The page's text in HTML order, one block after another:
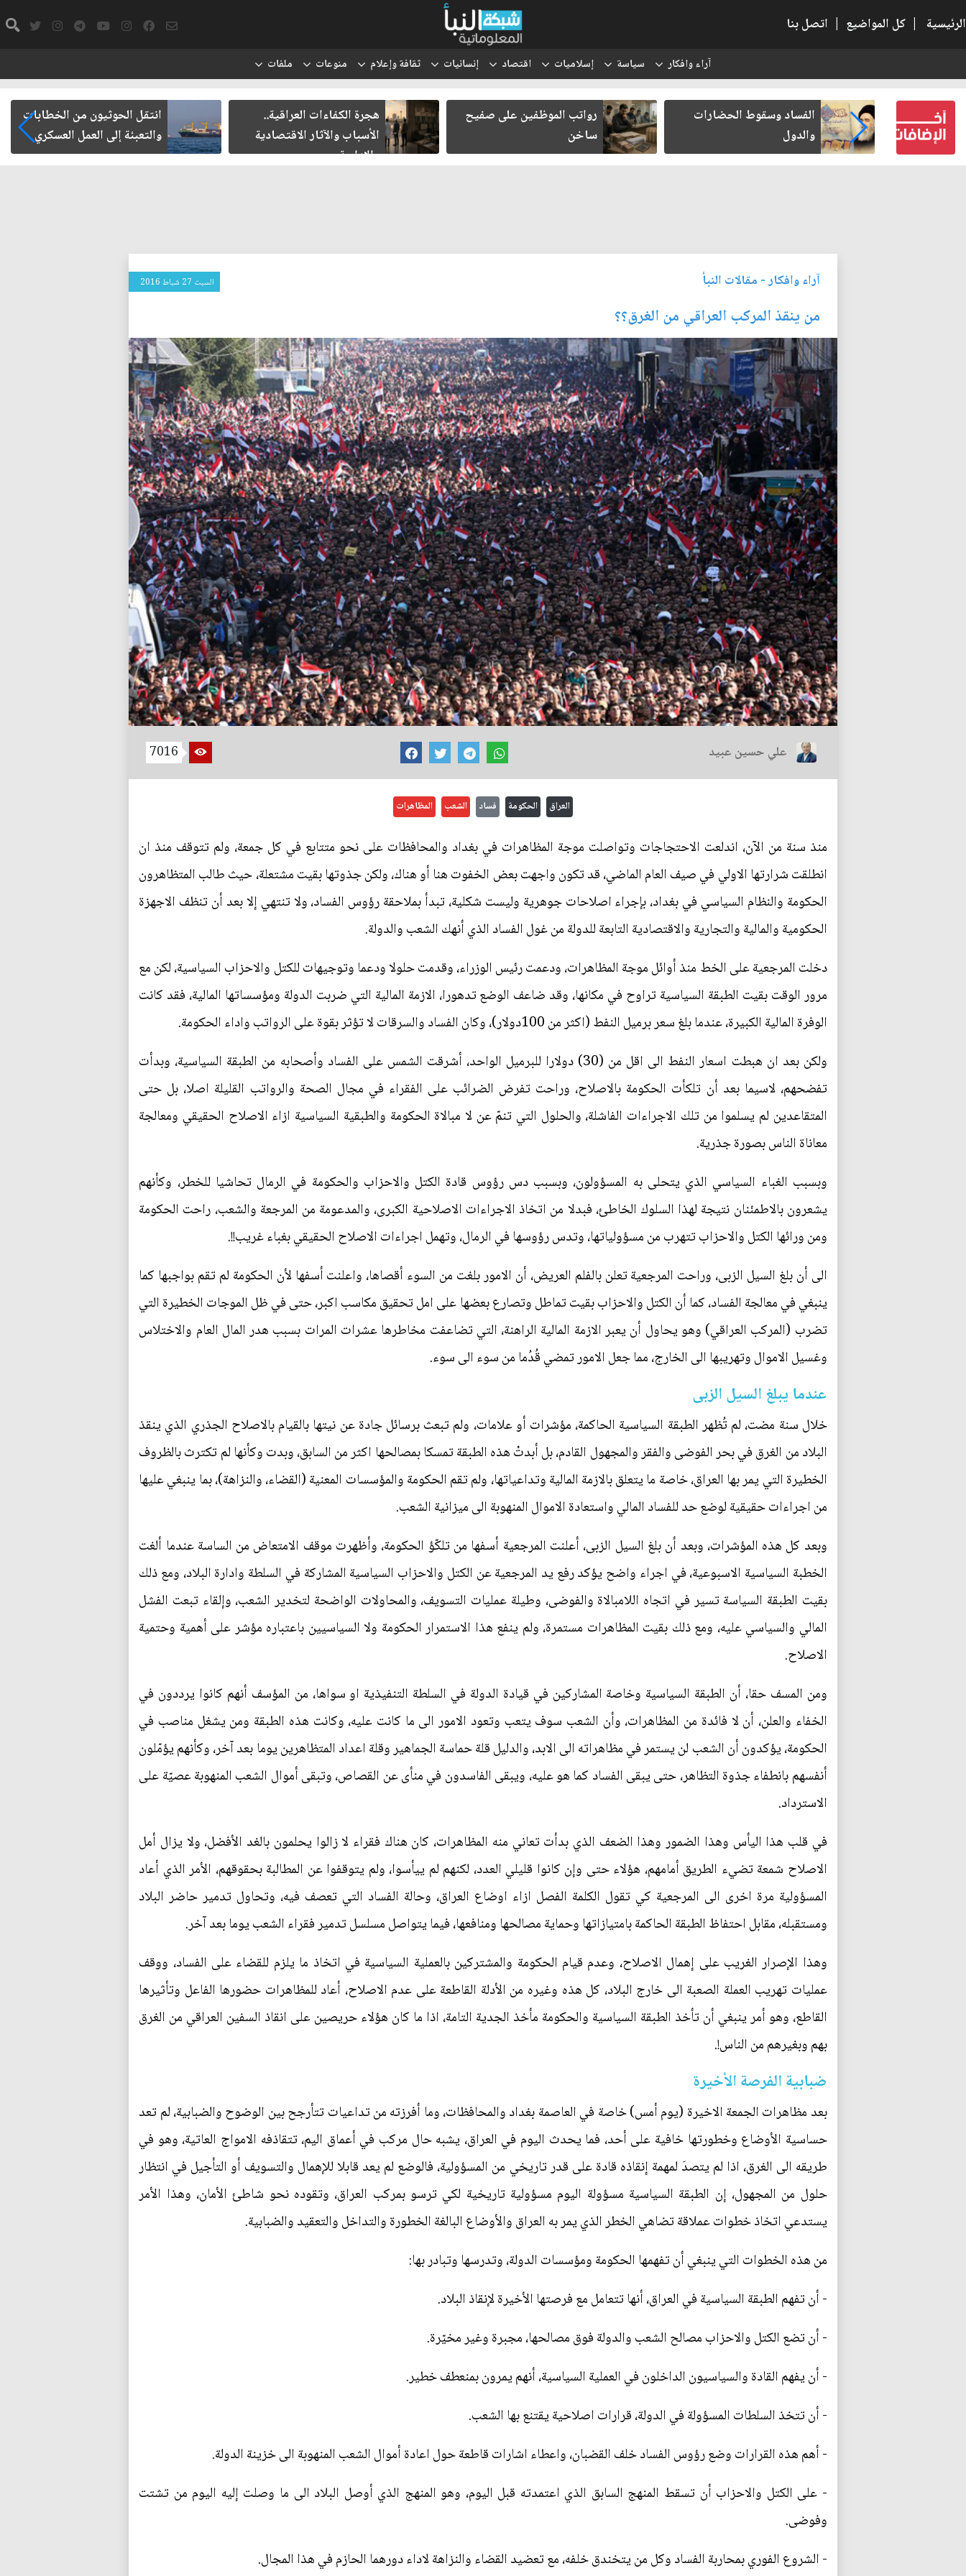
الرئيسية | كل المواضيع | اتصل بنا
آراء وافكار سياسة إسلاميات اقتصاد إنسانيات ثقافة وإعلام منوعات ملفات
كتب لنفسه
الفساد وسقوط الحضارات
والدول
رواتب الموظفين على صفيح
ساخن
هجرة الكفاءات العراقية..
الأسباب والآثار الاقتصادية
والإدارية
انتقل الحوثيون من الخطابات
والتعبئة إلى العمل العسكري
آراء وافكار- مقالات النبأ السبت 27 شباط 2016
من ينقذ المركب العراقي من الغرق؟؟
علي حسين عبيد 7016
العراق الحكومة فساد الشعب المظاهرات
منذ سنة من الآن، اندلعت الاحتجاجات وتواصلت موجة المظاهرات في بغداد والمحافظات على نحو متتابع في كل جمعة، ولم تتوقف منذ ان
انطلقت شرارتها الاولي في صيف العام الماضي، قد تكون واجهت بعض الخفوت هنا أو هناك، ولكن جذوتها بقيت مشتعلة، حيث طالب المتظاهرون
الحكومة والنظام السياسي في بغداد، بإجراء اصلاحات جوهرية وليست شكلية، تبدأ بملاحقة رؤوس الفساد، ولا تنتهي إلا بعد أن تنظف الاجهزة
الحكومية والمالية والتجارية والاقتصادية التابعة للدولة من غول الفساد الذي أنهك الشعب والدولة.
دخلت المرجعية على الخط منذ أوائل موجة المظاهرات، ودعمت رئيس الوزراء، وقدمت حلولا ودعما وتوجيهات للكتل والاحزاب السياسية، لكن مع
مرور الوقت بقيت الطبقة السياسية تراوح في مكانها، وقد ضاعف الوضع تدهورا، الازمة المالية التي ضربت الدولة ومؤسساتها المالية، فقد كانت
الوفرة المالية الكبيرة، عندما بلغ سعر برميل النفط (اكثر من 100دولار)، وكان الفساد والسرقات لا تؤثر بقوة على الرواتب واداء الحكومة.
ولكن بعد ان هبطت اسعار النفط الى اقل من (30) دولارا للبرميل الواحد، أشرقت الشمس على الفساد وأصحابه من الطبقة السياسية، وبدأت
تفضحهم، لاسيما بعد أن تلكأت الحكومة بالاصلاح، وراحت تفرض الضرائب على الفقراء في مجال الصحة والرواتب القليلة اصلا، بل حتى
المتقاعدين لم يسلموا من تلك الاجراءات الفاشلة، والحلول التي تنمّ عن لا مبالاة الحكومة والطبقية السياسية ازاء الاصلاح الحقيقي ومعالجة
معاناة الناس بصورة جذرية.
وبسبب الغباء السياسي الذي يتحلى به المسؤولون، وبسبب دس رؤوس قادة الكتل والاحزاب والحكومة في الرمال تحاشيا للخطر، وكأنهم
يشعرون بالاطمئنان نتيجة لهذا السلوك الخاطئ، فبدلا من اتخاذ الاجراءات الاصلاحية الكبرى، والمدعومة من المرجعة والشعب، راحت الحكومة
ومن ورائها الكتل والاحزاب تتهرب من مسؤولياتها، وتدس رؤوسها في الرمال، وتهمل اجراءات الاصلاح الحقيقي بغباء غريب!!.
الى أن بلغ السيل الزبى، وراحت المرجعية تعلن بالفلم العريض، أن الامور بلغت من السوء أقصاها، واعلنت أسفها لأن الحكومة لم تقم بواجبها كما
ينبغي في معالجة الفساد، كما أن الكتل والاحزاب بقيت تماطل وتصارع بعضها على امل تحقيق مكاسب اكبر، حتى في ظل الموجات الخطيرة التي
تضرب (المركب العراقي) وهو يحاول أن يعبر الازمة المالية الراهنة، التي تضاعفت مخاطرها عشرات المرات بسبب هدر المال العام والاختلاس
وغسيل الاموال وتهريبها الى الخارج، مما جعل الامور تمضي قُدُما من سوء الى سوء.
عندما يبلغ السيل الزبى
خلال سنة مضت، لم تُظهر الطبقة السياسية الحاكمة، مؤشرات أو علامات، ولم تبعث برسائل جادة عن نيتها بالقيام بالاصلاح الجذري الذي ينقذ
البلاد من الغرق في بحر الفوضى والفقر والمجهول القادم، بل أبدتْ هذه الطبقة تمسكا بمصالحها اكثر من السابق، وبدت وكأنها لم تكترث بالظروف
الخطيرة التي يمر بها العراق، خاصة ما يتعلق بالازمة المالية وتداعياتها، ولم تقم الحكومة والمؤسسات المعنية (القضاء، والنزاهة)، بما ينبغي عليها
من اجراءات حقيقية لوضع حد للفساد المالي واستعادة الاموال المنهوبة الى ميزانية الشعب.
وبعد كل هذه المؤشرات، وبعد أن بلغ السيل الزبى، أعلنت المرجعية أسفها من تلكّؤ الحكومة، وأظهرت موقف الامتعاض من الساسة عندما ألغت
الخطبة السياسية الاسبوعية، في اجراء واضح يؤكد رفع يد المرجعية عن الكتل والاحزاب السياسية المشاركة في السلطة وادارة البلاد، ومع ذلك
بقيت الطبقة السياسة تسير في اتجاه اللامبالاة والفوضى، وطيلة عمليات التسويف، والمحاولات الواضحة لتخدير الشعب، وإلقاء تبعت الفشل
المالي والسياسي عليه، ومع ذلك بقيت المظاهرات مستمرة، ولم ينفع هذا الاستمرار الحكومة ولا السياسيين باعتباره مؤشر على أهمية وحتمية
الاصلاح.
ومن المسف حقا، أن الطبقة السياسية وخاصة المشاركين في قيادة الدولة في السلطة التنفيذية او سواها، من المؤسف أنهم كانوا يرددون في
الخفاء والعلن، أن لا فائدة من المظاهرات، وأن الشعب سوف يتعب وتعود الامور الى ما كانت عليه، وكانت هذه الطبقة ومن يشغل مناصب في
الحكومة، يؤكدون أن الشعب لن يستمر في مظاهراته الى الابد، والدليل قلة حماسة الجماهير وقلة اعداد المتظاهرين يوما بعد آخر، وكأنهم يؤمّلون
أنفسهم بانطفاء جذوة التظاهر، حتى يبقى الفساد كما هو عليه، ويبقى الفاسدون في منأى عن القصاص، وتبقى أموال الشعب المنهوبة عصيّة على
الاسترداد.
في قلب هذا اليأس وهذا الضمور وهذا الضعف الذي بدأت تعاني منه المظاهرات، كان هناك فقراء لا زالوا يحلمون بالغد الأفضل، ولا يزال أمل
الاصلاح شمعة تضيء الطريق أمامهم، هؤلاء حتى وإن كانوا قليلي العدد، لكنهم لم ييأسوا، ولم يتوقفوا عن المطالبة بحقوقهم، الأمر الذي أعاد
المسؤولية مرة اخرى الى المرجعية كي تقول الكلمة الفصل ازاء اوضاع العراق، وحالة الفساد التي تعصف فيه، وتحاول تدمير حاضر البلاد
ومستقبله، مقابل احتفاظ الطبقة الحاكمة بامتيازاتها وحماية مصالحها ومنافعها، فيما يتواصل مسلسل تدمير فقراء الشعب يوما بعد آخر.
وهذا الإصرار الغريب على إهمال الاصلاح، وعدم قيام الحكومة والمشتركين بالعملية السياسية في اتخاذ ما يلزم للقضاء على الفساد، ووقف
عمليات تهريب العملة الصعبة الى خارج البلاد، كل هذه وغيره من الأدلة القاطعة على عدم الاصلاح، أعاد للمظاهرات حضورها الفاعل وتأثيرها
القاطع، وهو أمر ينبغي أن تأخذ الطبقة السياسية والحكومة مأخذ الجدية التامة، اذا ما كان هؤلاء حريصين على انقاذ السفين العراقي من الغرق
بهم وبغيرهم من الناس!.
ضبابية الفرصة الأخيرة
بعد مظاهرات الجمعة الاخيرة (يوم أمس) خاصة في العاصمة بغداد والمحافظات، وما أفرزته من تداعيات تتأرجح بين الوضوح والضبابية، لم تعد
حساسية الأوضاع وخطورتها خافية على أحد، فما يحدث اليوم في العراق، يشبه حال مركب في أعماق اليم، تتقاذفه الامواج العاتية، وهو في
طريقه الى الغرق، اذا لم يتصدَ لمهمة إنقاذه قادة على قدر تاريخي من المسؤولية، فالوضع لم يعد قابلا للإهمال والتسويف أو التأجيل في انتظار
حلول من المجهول، إن الطبقة السياسية مسؤولة اليوم مسؤولية تاريخية لكي ترسو بمركب العراق، وتقوده نحو شاطئ الأمان، وهذا الأمر
يستدعي اتخاذ خطوات عملاقة تضاهي الخطر الذي يمر به العراق والأوضاع البالغة الخطورة والتداخل والتعقيد والضبابية.
من هذه الخطوات التي ينبغي أن تفهمها الحكومة ومؤسسات الدولة، وتدرسها وتبادر بها:
- أن تفهم الطبقة السياسية في العراق، أنها تتعامل مع فرصتها الأخيرة لإنقاذ البلاد.
- أن تضع الكتل والاحزاب مصالح الشعب والدولة فوق مصالحها، مجبرة وغير مخيّرة.
- أن يفهم القادة والسياسيون الداخلون في العملية السياسية، أنهم يمرون بمنعطف خطير.
- أن تتخذ السلطات المسؤولة في الدولة، قرارات اصلاحية يقتنع بها الشعب.
- أهم هذه القرارات وضع رؤوس الفساد خلف القضبان، واعطاء اشارات قاطعة حول اعادة أموال الشعب المنهوبة الى خزينة الدولة.
- على الكتل والاحزاب أن تسقط المنهج السابق الذي اعتمدته قبل اليوم، وهو المنهج الذي أوصل البلاد الى ما وصلت إليه اليوم من تشتت
وفوضى.
- الشروع الفوري بمحاربة الفساد وكل من يتخندق خلفه، مع تعضيد القضاء والنزاهة لاداء دورهما الحازم في هذا المجال.